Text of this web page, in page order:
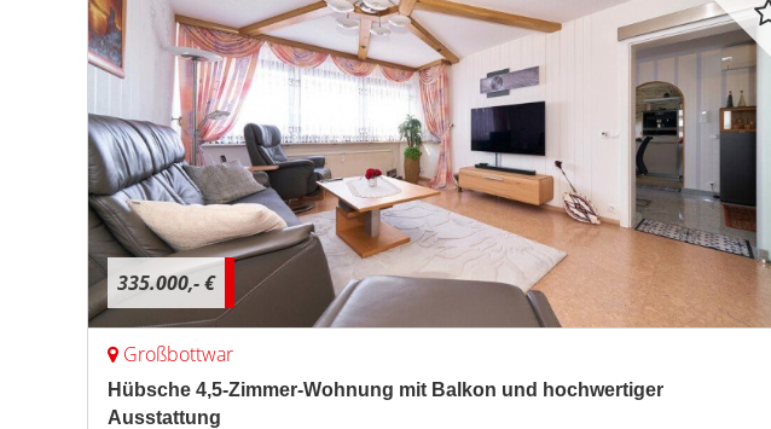
335.000,- €
Großbottwar
Hübsche 4,5-Zimmer-Wohnung mit Balkon und hochwertiger
Ausstattung